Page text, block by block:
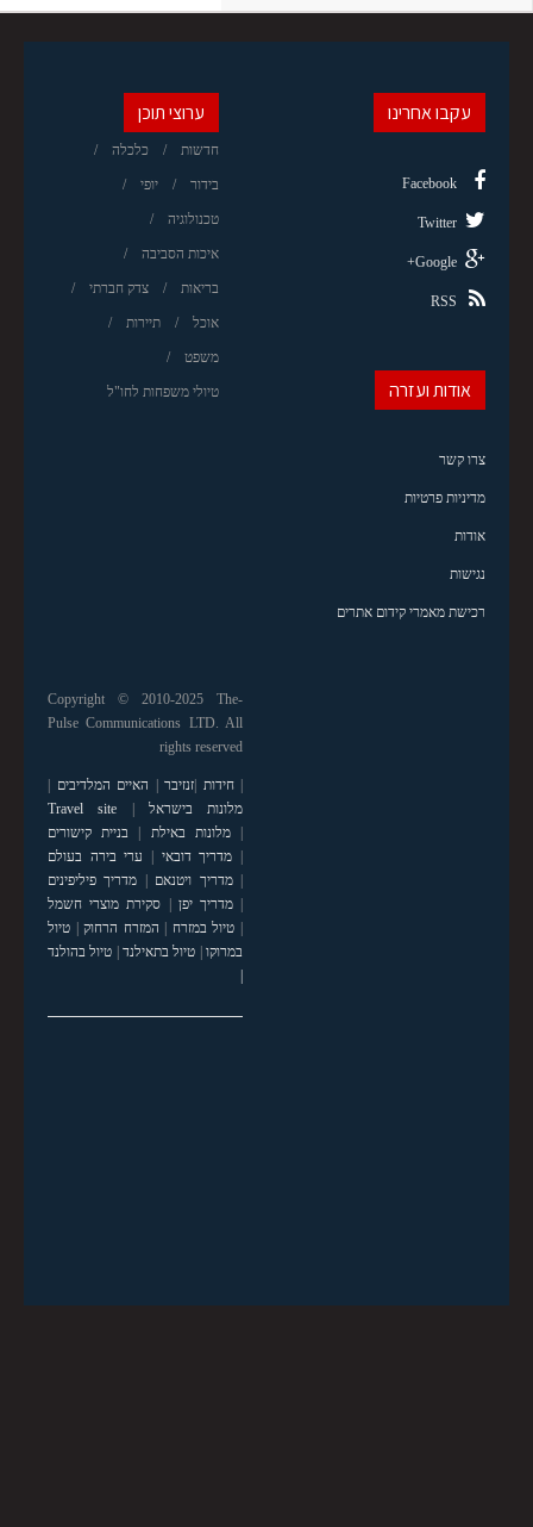
ערוצי תוכן
חדשות כלכלה
בידור יופי
טכנולוגיה
איכות הסביבה
בריאות צדק חברתי
אוכל תיירות
משפט
טיולי משפחות לחו"ל
עקבו אחרינו
Facebook
Twitter
Google+
RSS
אודות ועזרה
צרו קשר
מדיניות פרטיות
אודות
נגישות
רכישת מאמרי קידום אתרים
Copyright © 2010-2025 The-
Pulse Communications LTD. All
rights reserved
|חידות זנזיבר האיים המלדיבים
מלונות בישראל
Travel site
|מלונות באילת
בניית קישורים
מדריך דובאי
ערי בירה בעולם
|מדריך ויטנאם
מדריך פיליפינים
|מדריך יפן
סקירת מוצרי חשמל
טיול במזרח המזרח הרחוק| טיול
במרוקו| טיול בתאילנד| טיול בהולנד